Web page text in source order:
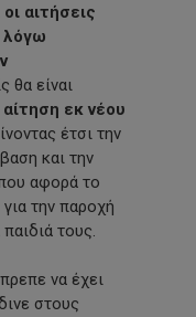
οι αιτήσεις
λόγω
θα είναι
εκ νέου
έτσι την
και την
αφορά το
την παροχή
τους.
να έχει
στους